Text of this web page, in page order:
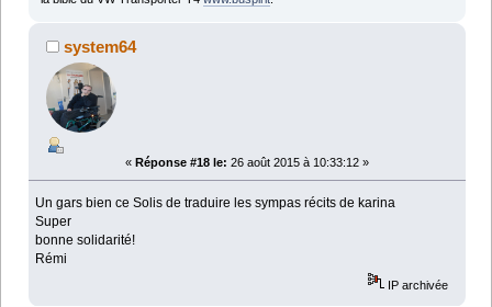
system64
« Réponse #18 le: 26 août 2015 à 10:33:12 »
Un gars bien ce Solis de traduire les sympas récits de karina
Super
bonne solidarité!
Rémi
IP archivée